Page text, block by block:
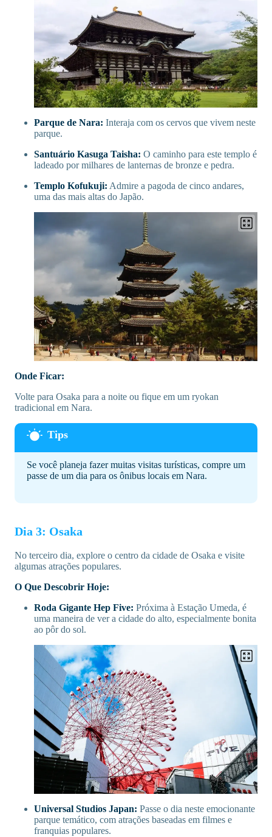
Parque de Nara: Interaja com os cervos que vivem neste
parque.
Santuário Kasuga Taisha: O caminho para este templo é
ladeado por milhares de lanternas de bronze e pedra.
Templo Kofukuji: Admire a pagoda de cinco andares,
uma das mais altas do Japão.
Onde Ficar:
Volte para Osaka para a noite ou fique em um ryokan
tradicional em Nara.
Se você planeja fazer muitas visitas turísticas, compre um
passe de um dia para os ônibus locais em Nara.
Dia 3: Osaka
No terceiro dia, explore o centro da cidade de Osaka e visite
algumas atrações populares.
O Que Descobrir Hoje:
Roda Gigante Hep Five: Próxima à Estação Umeda, é
uma maneira de ver a cidade do alto, especialmente bonita
ao pôr do sol.
Universal Studios Japan: Passe o dia neste emocionante
parque temático, com atrações baseadas em filmes e
franquias populares.